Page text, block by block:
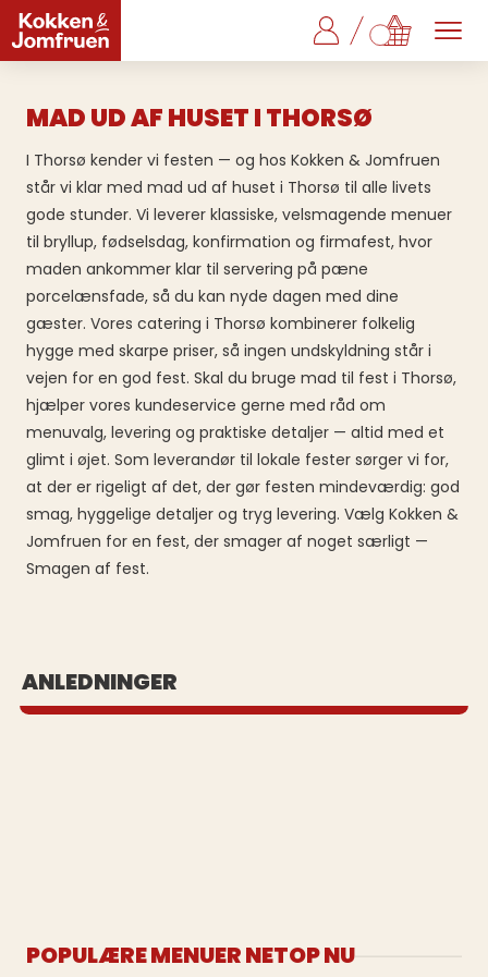
MAD UD AF HUSET I THORSØ
I Thorsø kender vi festen — og hos Kokken & Jomfruen
står vi klar med mad ud af huset i Thorsø til alle livets
gode stunder. Vi leverer klassiske, velsmagende menuer
til bryllup, fødselsdag, konfirmation og firmafest, hvor
maden ankommer klar til servering på pæne
porcelænsfade, så du kan nyde dagen med dine
gæster. Vores catering i Thorsø kombinerer folkelig
hygge med skarpe priser, så ingen undskyldning står i
vejen for en god fest. Skal du bruge mad til fest i Thorsø,
hjælper vores kundeservice gerne med råd om
menuvalg, levering og praktiske detaljer — altid med et
glimt i øjet. Som leverandør til lokale fester sørger vi for,
at der er rigeligt af det, der gør festen mindeværdig: god
smag, hyggelige detaljer og tryg levering. Vælg Kokken &
Jomfruen for en fest, der smager af noget særligt —
Smagen af fest.
ANLEDNINGER
Se vores populære buffeter
POPULÆRE MENUER NETOP NU